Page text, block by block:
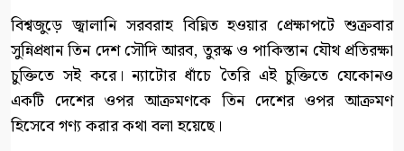
বিশ্বজুড়ে জ্বালানি সরবরাহ বিঘ্নিত হওয়ার প্রেক্ষাপটে শুক্রবার
সুন্নিপ্রধান তিন দেশ সৌদি আরব, তুরস্ক ও পাকিস্তান যৌথ প্রতিরক্ষা
চুক্তিতে সই করে। ন্যাটোর ধাঁচে তৈরি এই চুক্তিতে যেকোনও
একটি দেশের ওপর আক্রমণকে তিন দেশের ওপর আক্রমণ
হিসেবে গণ্য করার কথা বলা হয়েছে।